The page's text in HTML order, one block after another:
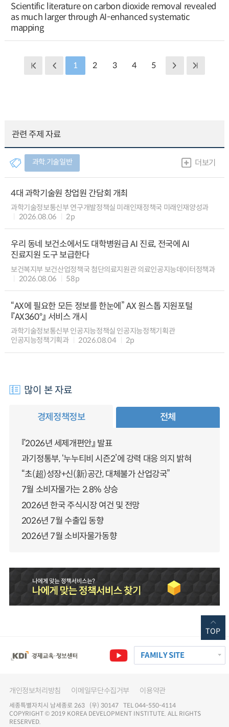
Scientific literature on carbon dioxide removal revealed
as much larger through AI-enhanced systematic
mapping
1 2 3 4 5
관련 주제 자료
과학.기술일반 더보기
4대 과학기술원 창업원 간담회 개최
과학기술정보통신부 연구개발정책실 미래인재정책국 미래인재양성과
2026.08.06
2p
우리 동네 보건소에서도 대학병원급 AI 진료, 전국에 AI
진료지원 도구 보급한다
보건복지부 보건산업정책국 첨단의료지원관 의료인공지능데이터정책과
2026.08.06
58p
“AX에 필요한 모든 정보를 한눈에” AX 원스톱 지원포털
『AX360°』 서비스 개시
과학기술정보통신부 인공지능정책실 인공지능정책기획관
인공지능정책기획과
2026.08.04 2p
많이 본 자료
경제정책정보 전체
『2026년 세제개편안』 발표
과기정통부, ‘누누티비 시즌2’에 강력 대응 의지 밝혀
“초(超)성장+신(新)공간, 대체불가 산업강국”
7월 소비자물가는 2.8% 상승
2026년 한국 주식시장 여건 및 전망
2026년 7월 수출입 동향
2026년 7월 소비자물가동향
FAMILY SITE
개인정보처리방침 이메일무단수집거부 이용약관
세종특별자치시 남세종로 263 (우) 30147 TEL 044-550-4114
COPYRIGHT © 2019 KOREA DEVELOPMENT INSTITUTE. ALL RIGHTS
RESERVED.
TOP